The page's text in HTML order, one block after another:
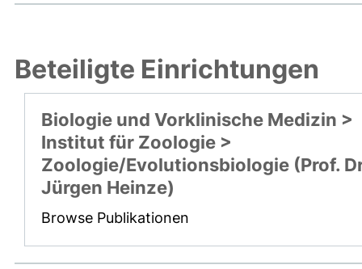
Beteiligte Einrichtungen
Biologie und Vorklinische Medizin >
Institut für Zoologie >
Zoologie/Evolutionsbiologie (Prof.
Jürgen Heinze)
Browse Publikationen